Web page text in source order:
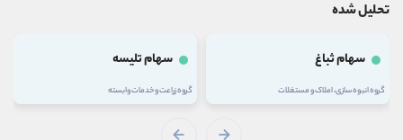
تحلیل شده
سهام ثباغ
گروه انبوه سازی، املاک و مستغلات
سهام تلیسه
گروه زراعت و خدمات وابسته